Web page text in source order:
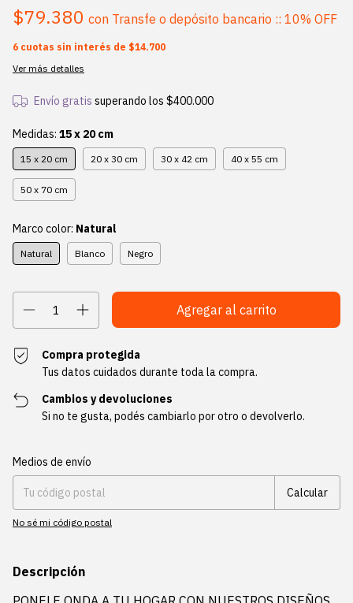
$79.380 con Transfe o depósito bancario :: 10% OFF
6 cuotas sin interés de $14.700
Ver más detalles
Envío gratis superando los $400.000
Medidas: 15 x 20 cm
15 x 20 cm 20 x 30 cm 30 x 42 cm 40 x 55 cm
50 x 70 cm
Marco color: Natural
Natural Blanco Negro
Compra protegida
Tus datos cuidados durante toda la compra.
Cambios y devoluciones
Si no te gusta, podés cambiarlo por otro o devolverlo.
Entregas para el CP:
Medios de envío
Calcular
No sé mi código postal
Descripción